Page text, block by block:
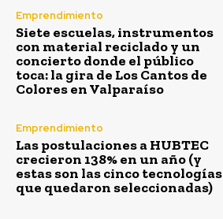
Emprendimiento
Siete escuelas, instrumentos
con material reciclado y un
concierto donde el público
toca: la gira de Los Cantos de
Colores en Valparaíso
Emprendimiento
Las postulaciones a HUBTEC
crecieron 138% en un año (y
estas son las cinco tecnologías
que quedaron seleccionadas)